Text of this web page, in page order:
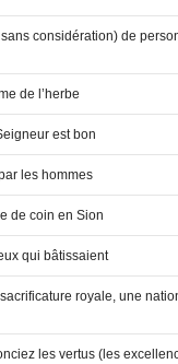
considération) de
de l’herbe
est bon
les hommes
de coin en Sion
qui bâtissaient
royale, une
les vertus (les